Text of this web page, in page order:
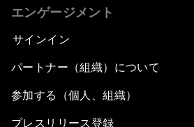
エンゲージメント
サインイン
パートナー（組織）について
参加する（個人、組織）
プレスリリース登録